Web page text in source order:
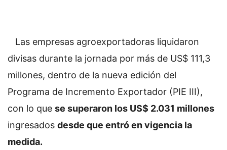
Las empresas agroexportadoras liquidaron
divisas durante la jornada por más de US$ 111,3
millones, dentro de la nueva edición del
Programa de Incremento Exportador (PIE III),
con lo que se superaron los US$ 2.031 millones
ingresados desde que entró en vigencia la
medida.